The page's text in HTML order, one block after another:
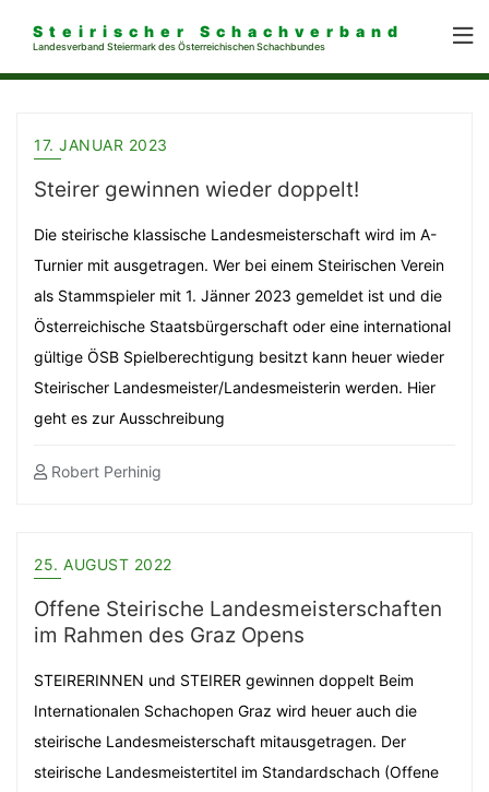
Steirischer Schachverband
Landesverband Steiermark des Österreichischen Schachbundes
17. JANUAR 2023
Steirer gewinnen wieder doppelt!
Die steirische klassische Landesmeisterschaft wird im A-
Turnier mit ausgetragen. Wer bei einem Steirischen Verein
als Stammspieler mit 1. Jänner 2023 gemeldet ist und die
Österreichische Staatsbürgerschaft oder eine international
gültige ÖSB Spielberechtigung besitzt kann heuer wieder
Steirischer Landesmeister/Landesmeisterin werden. Hier
geht es zur Ausschreibung
Robert Perhinig
25. AUGUST 2022
Offene Steirische Landesmeisterschaften
im Rahmen des Graz Opens
STEIRERINNEN und STEIRER gewinnen doppelt Beim
Internationalen Schachopen Graz wird heuer auch die
steirische Landesmeisterschaft mitausgetragen. Der
steirische Landesmeistertitel im Standardschach (Offene